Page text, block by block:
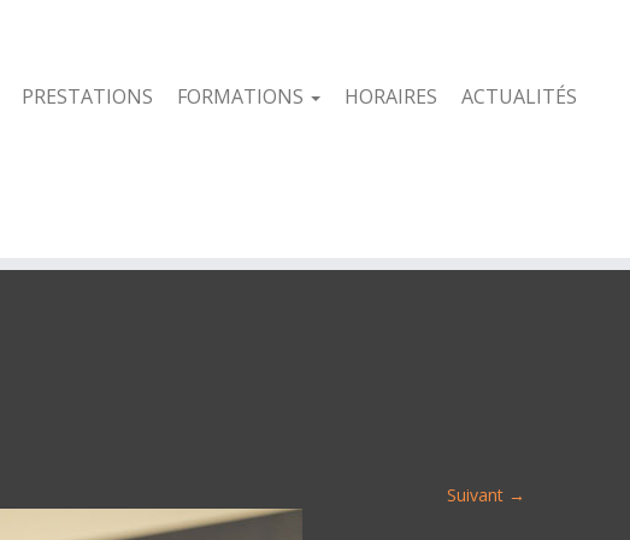
PRESTATIONS FORMATIONS HORAIRES
ACTUALITÉS
Suivant →